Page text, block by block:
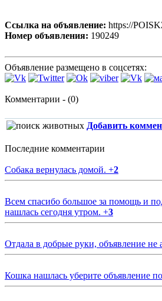
Ссылка на объявление: https://
Номер объявления: 190249
Объявление размещено в соцсетях:
Комментарии - (0)
Добавить
Последние комментарии
Собака вернулась домой. +2
Всем спасибо большое за помощь и
нашлась сегодня утром. +3
Отдала в добрые руки, объявление не
Кошка нашлась уберите объявление